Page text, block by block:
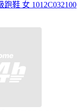
跑鞋 女 1012C032100